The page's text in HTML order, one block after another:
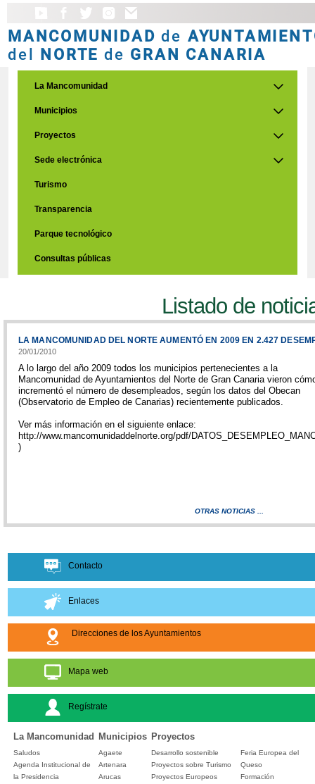
MANCOMUNIDAD de
del NORTE de GRAN CANARIA
La Mancomunidad
Municipios
Proyectos
Sede electrónica
Turismo
Transparencia
Parque tecnológico
Consultas públicas
Listado de
LA MANCOMUNIDAD DEL NORTE AUMENTÓ EN 2009 EN 2.427
20/01/2010
A lo largo del año 2009 todos los municipios pertenecientes a la
Mancomunidad de Ayuntamientos del Norte de Gran Canaria vieron
incrementó el número de desempleados, según los datos del Obecan
(Observatorio de Empleo de Canarias) recientemente publicados.
Ver más información en el siguiente enlace:
http://www.mancomunidaddelnorte.org/pdf/
)
OTRAS NOTICIAS ...
Contacto
Enlaces
Direcciones de los Ayuntamientos
Mapa web
Regístrate
La Mancomunidad Municipios Proyectos
Saludos
Agenda Institucional de
la Presidencia
Agaete
Artenara
Arucas
Desarrollo sostenible
Proyectos sobre Turismo
Proyectos Europeos
Feria Europea del
Queso
Formación